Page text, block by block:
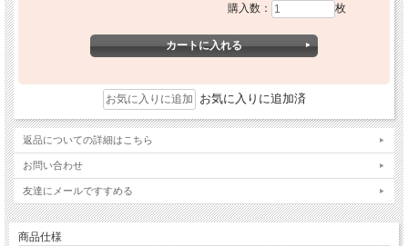
購入数： 枚
お気に入りに追加済
返品についての詳細はこちら
お問い合わせ
友達にメールですすめる
商品仕様